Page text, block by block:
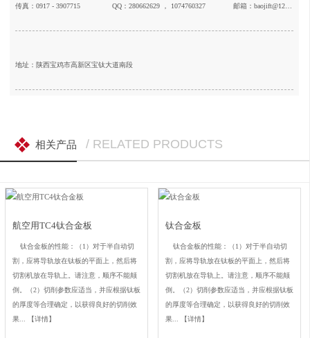
传真：0917 - 3907715 QQ：280662629 ， 1074760327 邮箱：baojift@126.com
地址：陕西宝鸡市高新区宝钛大道南段
相关产品 / RELATED PRODUCTS
航空用TC4钛合金板
钛合金板的性能：（1）对于半自动切
割，应将导轨放在钛板的平面上，然后将
切割机放在导轨上。请注意，顺序不能颠
倒。（2）切削参数应适当，并应根据钛板
的厚度等合理确定，以获得良好的切削效
果...
【详情】
钛合金板
钛合金板的性能：（1）对于半自动切
割，应将导轨放在钛板的平面上，然后将
切割机放在导轨上。请注意，顺序不能颠
倒。（2）切削参数应适当，并应根据钛板
的厚度等合理确定，以获得良好的切削效
果...
【详情】